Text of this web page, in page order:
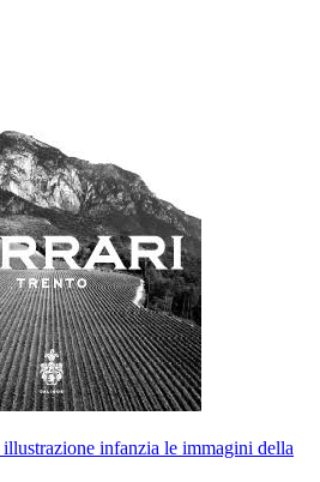
illustrazione infanzia le immagini della